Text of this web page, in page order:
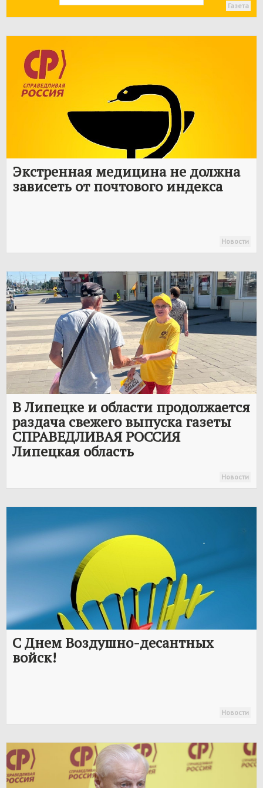
Газета
Экстренная медицина не должна
зависеть от почтового индекса
Новости
В Липецке и области продолжается
раздача свежего выпуска газеты
СПРАВЕДЛИВАЯ РОССИЯ
Липецкая область
Новости
С Днем Воздушно-десантных
войск!
Новости